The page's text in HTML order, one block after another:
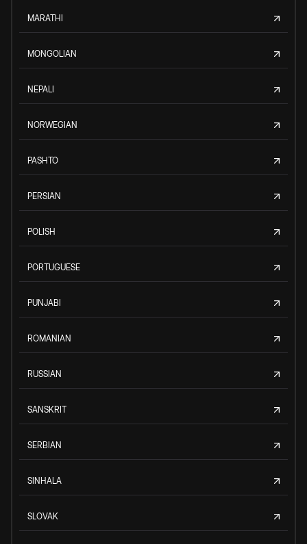
MARATHI
MONGOLIAN
NEPALI
NORWEGIAN
PASHTO
PERSIAN
POLISH
PORTUGUESE
PUNJABI
ROMANIAN
RUSSIAN
SANSKRIT
SERBIAN
SINHALA
SLOVAK